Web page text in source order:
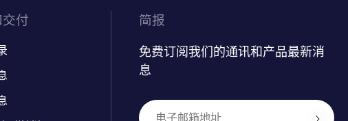
付 简报
免费订阅我们的通讯和产品最新消
息